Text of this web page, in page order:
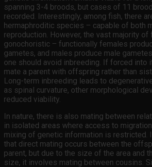
spanning 3-4 broods, but cases of 11
recorded. Interestingly, among fish, there
hermaphroditic species – capable of both
reproduction. However, the vast majority of
gonochoristic – functionally females
gametes, and males produce male
one should avoid inbreeding. If forced into
mate a parent with offspring rather than
Long-term inbreeding leads to
as spinal curvature, other morphological
reduced viability.
In nature, there is also mating between
in isolated areas where access to
mixing of genetic information is restricted.
that direct mating occurs between the
parent, but due to the size of the area and
size, it involves mating between cousins.